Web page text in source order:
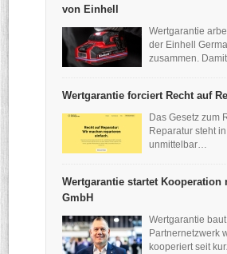
von Einhell
Wertgarantie
der Einhell
zusammen.
Wertgarantie forciert Recht auf
Das Gesetz zum
Reparatur steht
unmittelbar…
Wertgarantie startet Kooperation
GmbH
Wertgarantie
Partnernetzwerk
kooperiert seit